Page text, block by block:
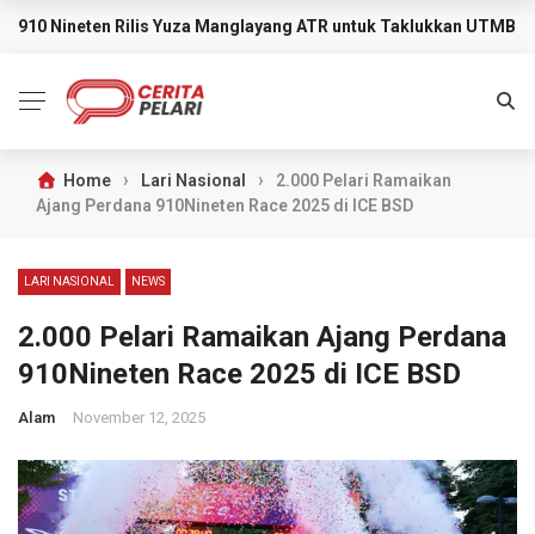
BREAKING NEWS
910 Nineten Rilis Yuza Manglayang ATR untuk Taklukkan UTMB
Home › Lari Nasional ›
2.000 Pelari Ramaikan
Ajang Perdana 910Nineten Race 2025 di ICE BSD
LARI NASIONAL NEWS
2.000 Pelari Ramaikan Ajang Perdana
910Nineten Race 2025 di ICE BSD
Alam November 12, 2025